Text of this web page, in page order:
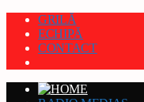
GRILĂ
ECHIPĂ
CONTACT